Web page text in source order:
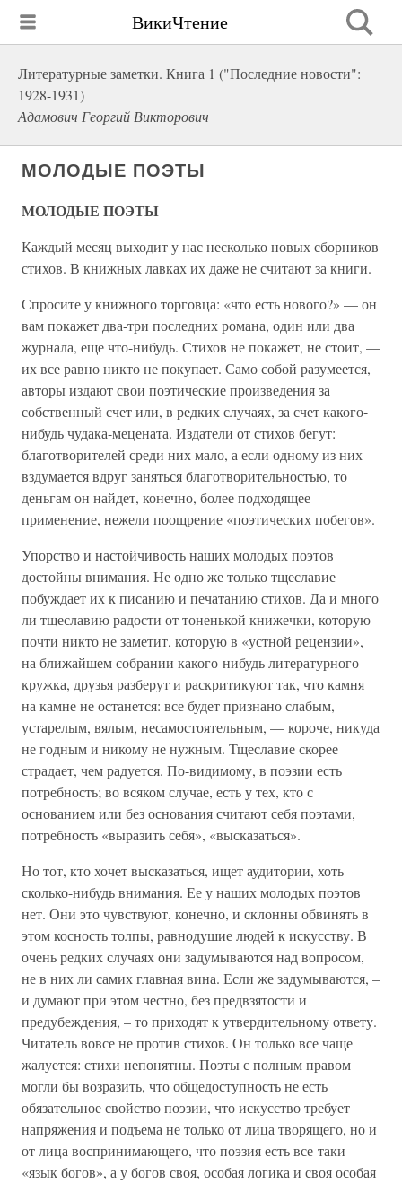
ВикиЧтение
Литературные заметки. Книга 1 ("Последние новости":
1928-1931)
Адамович Георгий Викторович
МОЛОДЫЕ ПОЭТЫ
МОЛОДЫЕ ПОЭТЫ
Каждый месяц выходит у нас несколько новых сборников
стихов. В книжных лавках их даже не считают за книги.
Спросите у книжного торговца: «что есть нового?» — он
вам покажет два-три последних романа, один или два
журнала, еще что-нибудь. Стихов не покажет, не стоит, —
их все равно никто не покупает. Само собой разумеется,
авторы издают свои поэтические произведения за
собственный счет или, в редких случаях, за счет какого-
нибудь чудака-мецената. Издатели от стихов бегут:
благотворителей среди них мало, а если одному из них
вздумается вдруг заняться благотворительностью, то
деньгам он найдет, конечно, более подходящее
применение, нежели поощрение «поэтических побегов».
Упорство и настойчивость наших молодых поэтов
достойны внимания. Не одно же только тщеславие
побуждает их к писанию и печатанию стихов. Да и много
ли тщеславию радости от тоненькой книжечки, которую
почти никто не заметит, которую в «устной рецензии»,
на ближайшем собрании какого-нибудь литературного
кружка, друзья разберут и раскритикуют так, что камня
на камне не останется: все будет признано слабым,
устарелым, вялым, несамостоятельным, — короче, никуда
не годным и никому не нужным. Тщеславие скорее
страдает, чем радуется. По-видимому, в поэзии есть
потребность; во всяком случае, есть у тех, кто с
основанием или без основания считают себя поэтами,
потребность «выразить себя», «высказаться».
Но тот, кто хочет высказаться, ищет аудитории, хоть
сколько-нибудь внимания. Ее у наших молодых поэтов
нет. Они это чувствуют, конечно, и склонны обвинять в
этом косность толпы, равнодушие людей к искусству. В
очень редких случаях они задумываются над вопросом,
не в них ли самих главная вина. Если же задумываются, –
и думают при этом честно, без предвзятости и
предубеждения, – то приходят к утвердительному ответу.
Читатель вовсе не против стихов. Он только все чаще
жалуется: стихи непонятны. Поэты с полным правом
могли бы возразить, что общедоступность не есть
обязательное свойство поэзии, что искусство требует
напряжения и подъема не только от лица творящего, но и
от лица воспринимающего, что поэзия есть все-таки
«язык богов», а у богов своя, особая логика и своя особая